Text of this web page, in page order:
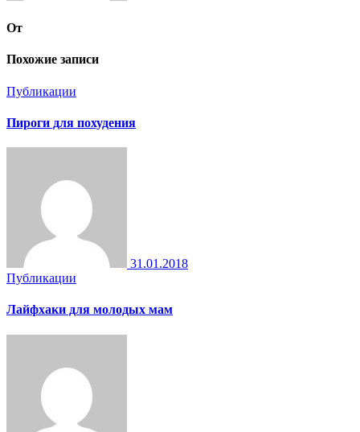
От
Похожие записи
Публикации
Пироги для похудения
31.01.2018
Публикации
Лайфхаки для молодых мам